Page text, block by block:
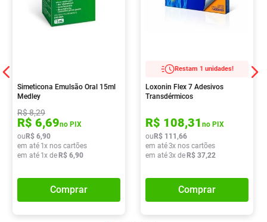
Simeticona Emulsão Oral 15ml
Medley
R$8,29
R$ 6,69no PIX
ou R$ 6,90
em até 1x nos cartões
em até 1x de R$ 6,90
Comprar
Restam 1 unidades!
Loxonin Flex 7 Adesivos
Transdérmicos
R$ 108,31 no PIX
ou R$ 111 ,66
em até3x nos cartões
em até3x de R$ 37,22
Comprar